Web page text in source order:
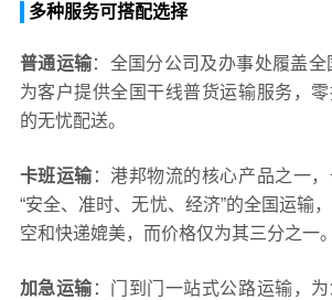
多种服务可搭配选择
普通运输：全国分公司及办事处履盖全
为客户提供全国干线普货运输服务，
的无忧配送。
卡班运输：港邦物流的核心产品之一
“安全、准时、无忧、经济”的全国运输
空和快递媲美，而价格仅为其三分之一。
加急运输：门到门一站式公路运输，